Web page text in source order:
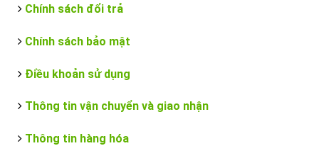
Chính sách đổi trả
Chính sách bảo mật
Điều khoản sử dụng
Thông tin vận chuyển và giao nhận
Thông tin hàng hóa